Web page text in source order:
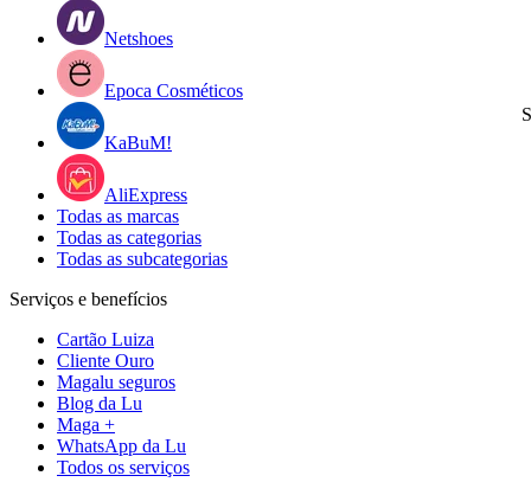
Netshoes
Epoca Cosméticos
KaBuM!
AliExpress
Todas as marcas
Todas as categorias
Todas as subcategorias
Serviços e benefícios
Cartão Luiza
Cliente Ouro
Magalu seguros
Blog da Lu
Maga +
WhatsApp da Lu
Todos os serviços